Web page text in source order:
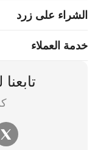
الشراء على زرد
خدمة العملاء